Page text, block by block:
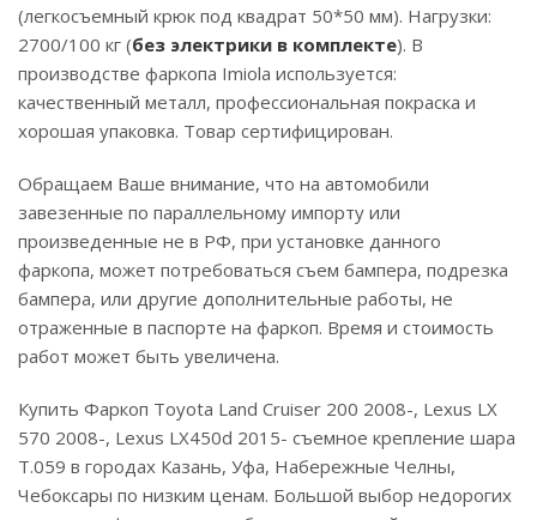
(легкосъемный крюк под квадрат 50*50 мм). Нагрузки:
2700/100 кг (без электрики в комплекте). В
производстве фаркопа Imiola используется:
качественный металл, профессиональная покраска и
хорошая упаковка. Товар сертифицирован.
Обращаем Ваше внимание, что на автомобили
завезенные по параллельному импорту или
произведенные не в РФ, при установке данного
фаркопа, может потребоваться съем бампера, подрезка
бампера, или другие дополнительные работы, не
отраженные в паспорте на фаркоп. Время и стоимость
работ может быть увеличена.
Купить Фаркоп Toyota Land Cruiser 200 2008-, Lexus LX
570 2008-, Lexus LX450d 2015- съемное крепление шара
T.059 в городах Казань, Уфа, Набережные Челны,
Чебоксары по низким ценам. Большой выбор недорогих